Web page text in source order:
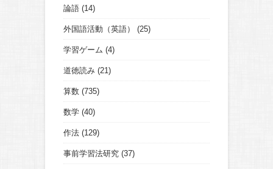
論語 (14)
外国語活動（英語） (25)
学習ゲーム (4)
道徳読み (21)
算数 (735)
数学 (40)
作法 (129)
事前学習法研究 (37)